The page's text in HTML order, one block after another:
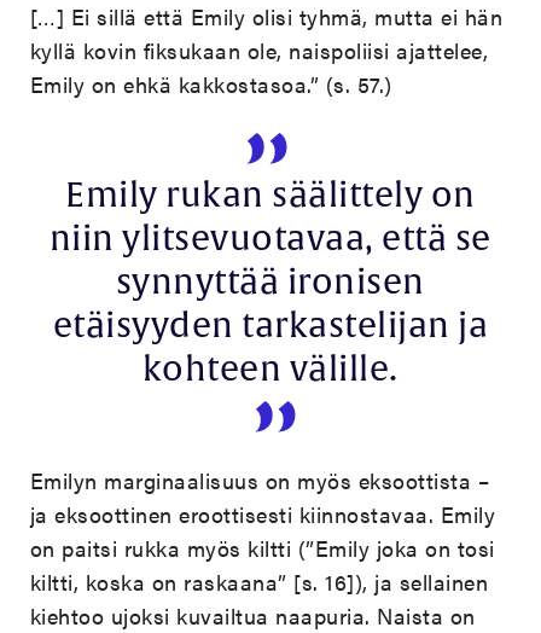
[…] Ei sillä että Emily olisi tyhmä, mutta ei hän
kyllä kovin fiksukaan ole, naispoliisi ajattelee,
Emily on ehkä kakkostasoa.” (s. 57.)
Emily rukan säälittely on
niin ylitsevuotavaa, että se
synnyttää ironisen
etäisyyden tarkastelijan ja
kohteen välille.
Emilyn marginaalisuus on myös eksoottista –
ja eksoottinen eroottisesti kiinnostavaa. Emily
on paitsi rukka myös kiltti (”Emily joka on tosi
kiltti, koska on raskaana” [s. 16]), ja sellainen
kiehtoo ujoksi kuvailtua naapuria. Naista on